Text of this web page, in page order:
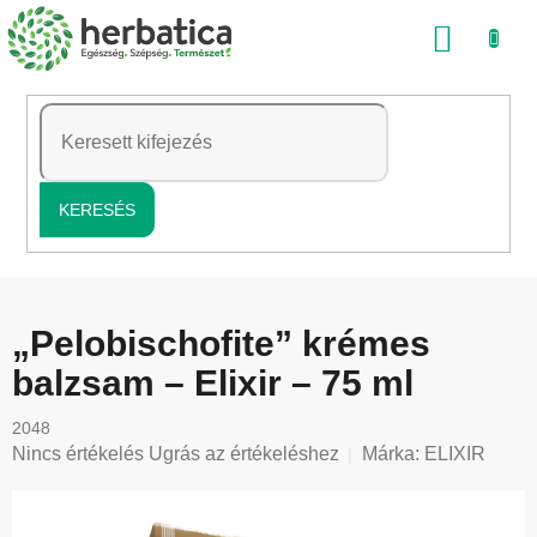
Ugrás
a
tartalomhoz
KERESÉS
„Pelobischofite” krémes
balzsam – Elixir – 75 ml
2048
A
Nincs értékelés Ugrás az értékeléshez Márka: ELIXIR